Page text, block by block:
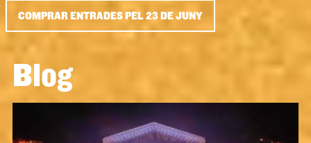
COMPRAR ENTRADES PEL 23 DE JUNY
Blog